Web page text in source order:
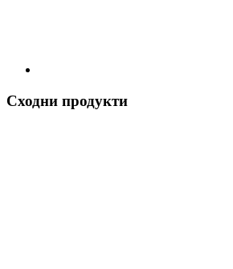
Сходни продукти